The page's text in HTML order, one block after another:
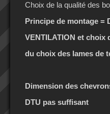
Choix de la qualité des
Principe de montage =
VENTILATION et choix
du choix des lames de
Dimension des
DTU pas suffisant